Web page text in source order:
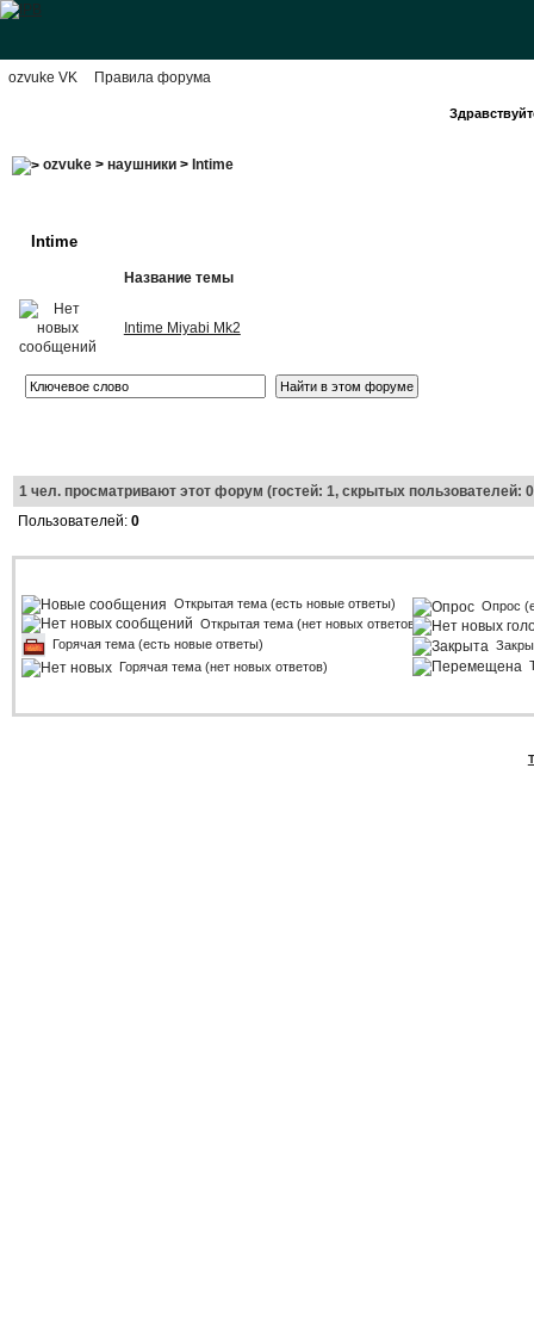
ozvuke VK Правила форума
ozvuke> наушники> Intime
Intime
Название темы
Intime Miyabi Mk2
1чел. просматривают этот форум (гостей: 1, скрытых пользователей:
Пользователей: 0
Открытая тема (есть новые ответы)
Открытая тема (нет новых ответов)
Горячая тема (есть новые ответы)
Горячая тема (нет новых ответов)
Опрос